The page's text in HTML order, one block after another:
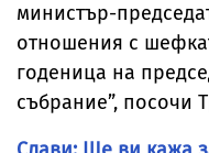
министър-
отношения с
годеница на
събрание”, посочи